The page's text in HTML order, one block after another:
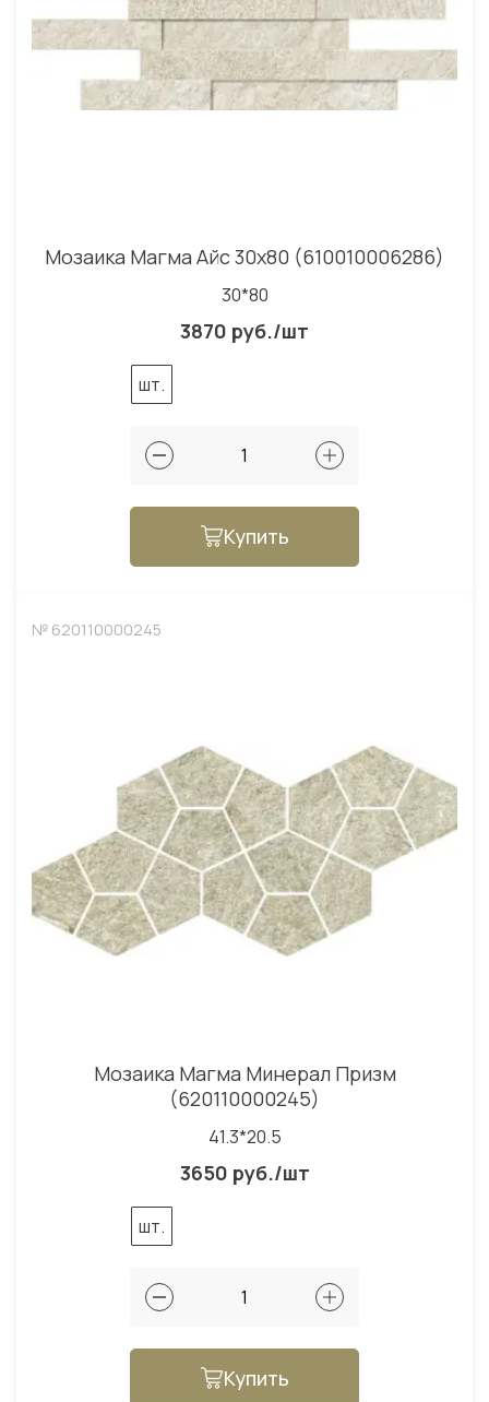
Мозаика Магма Айс 30x80 (610010006286)
30*80
3870 руб./шт
шт.
Купить
№ 620110000245
Мозаика Магма Минерал Призм
(620110000245)
41.3*20.5
3650 руб./шт
шт.
Купить